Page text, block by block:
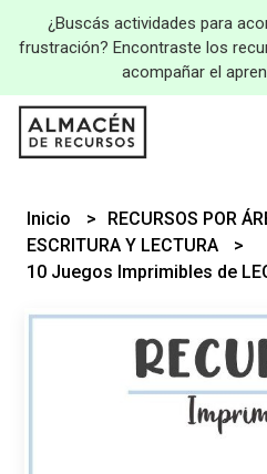
¿Buscás actividades para
frustración? Encontraste los
acompañar el
Inicio
RECURSOS POR
ESCRITURA Y LECTURA
10 Juegos Imprimibles de